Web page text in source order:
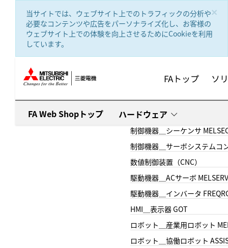
×
当サイトでは、ウェブサイト上でのトラフィックの分析や
必要なコンテンツや広告をパーソナライズ化し、お客様の
ウェブサイト上での体験を向上させるためにCookieを利用
しています。
FAトップ ソ
FA Web Shopトップ ハードウェア
制御機器＿シーケンサ
制御機器＿サーボシステムコ
数値制御装置（CNC）
駆動機器＿ACサーボ
駆動機器＿インバータ
HMI＿表示器 GOT
ロボット＿産業用ロボット
ロボット＿協働ロボット